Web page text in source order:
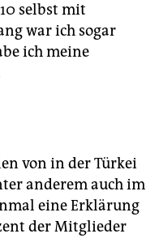
selbst mit
war ich sogar
ich meine
von in der Türkei
anderem auch im
eine Erklärung
der Mitglieder